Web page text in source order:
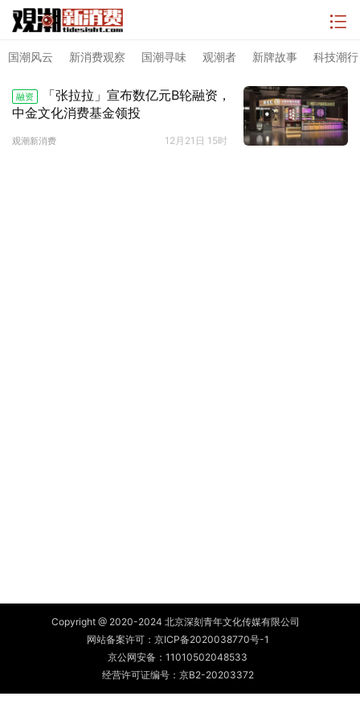
国潮风云 新消费观察 国潮寻味 观潮者 新牌故事 科技潮行
融资
「张拉拉」宣布数亿元B轮融资，
中金文化消费基金领投
观潮新消费 12月21日 15时
Copyright @ 2020-2024 北京深刻青年文化传媒有限公司
网站备案许可： 京ICP备2020038770号-1
京公网安备： 11010502048533
经营许可证编号：京B2-20203372